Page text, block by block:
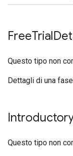
FreeTrial
Questo tipo non
Dettagli di una
Questo tipo non